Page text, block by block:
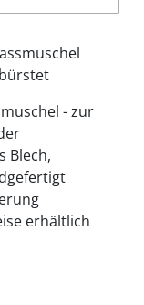
- zur
Blech,
erhältlich